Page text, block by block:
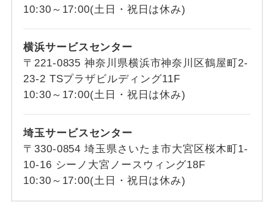
10:30～17:00(土日・祝日は休み)
横浜サービスセンター
〒221-0835 神奈川県横浜市神奈川区鶴屋町2-
23-2 TSプラザビルディング11F
10:30～17:00(土日・祝日は休み)
埼玉サービスセンター
〒330-0854 埼玉県さいたま市大宮区桜木町1-
10-16 シーノ大宮ノースウィング18F
10:30～17:00(土日・祝日は休み)